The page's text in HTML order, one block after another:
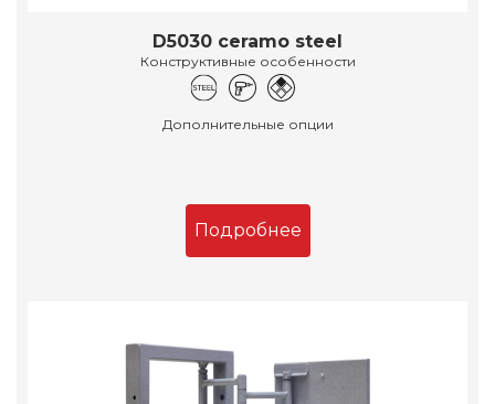
D5030 ceramo steel
Конструктивные особенности
Дополнительные опции
Подробнее